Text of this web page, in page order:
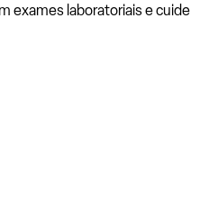
exames laboratoriais e cuide